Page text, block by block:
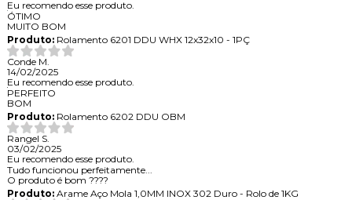
Eu recomendo esse produto.
ÓTIMO
MUITO BOM
Produto:Rolamento 6201 DDU WHX 12x32x10 - 1PÇ
Conde M.
14/02/2025
Eu recomendo esse produto.
PERFEITO
BOM
Produto:Rolamento 6202 DDU OBM
Rangel S.
03/02/2025
Eu recomendo esse produto.
Tudo funcionou perfeitamente...
O produto é bom ????
Produto:Arame Aço Mola 1,0MM INOX 302 Duro - Rolo de 1KG